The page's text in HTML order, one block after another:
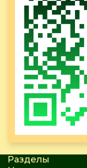
Разделы